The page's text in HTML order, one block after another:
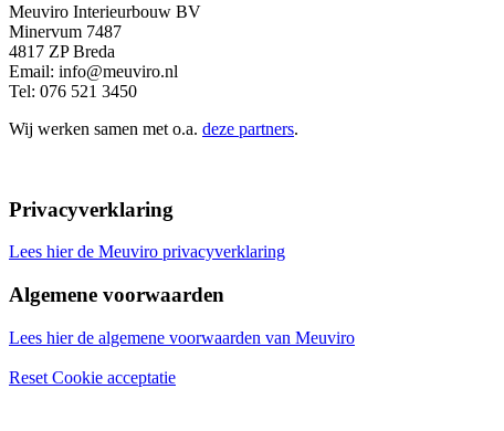
Meuviro Interieurbouw BV
Minervum 7487
4817 ZP Breda
Email: info@meuviro.nl
Tel: 076 521 3450
Wij werken samen met o.a. deze partners.
Privacyverklaring
Lees hier de Meuviro privacyverklaring
Algemene voorwaarden
Lees hier de algemene voorwaarden van Meuviro
Reset Cookie acceptatie